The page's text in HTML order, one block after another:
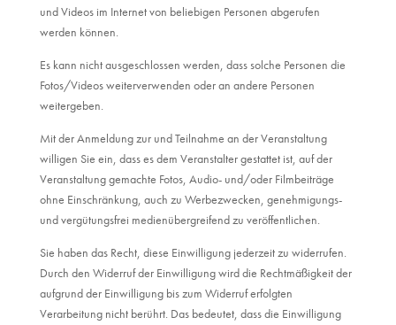
und Videos im Internet von beliebigen Personen abgerufen
werden können.
Es kann nicht ausgeschlossen werden, dass solche Personen die
Fotos/Videos weiterverwenden oder an andere Personen
weitergeben.
Mit der Anmeldung zur und Teilnahme an der Veranstaltung
willigen Sie ein, dass es dem Veranstalter gestattet ist, auf der
Veranstaltung gemachte Fotos, Audio- und/oder Filmbeiträge
ohne Einschränkung, auch zu Werbezwecken, genehmigungs-
und vergütungsfrei medienübergreifend zu veröffentlichen.
Sie haben das Recht, diese Einwilligung jederzeit zu widerrufen.
Durch den Widerruf der Einwilligung wird die Rechtmäßigkeit der
aufgrund der Einwilligung bis zum Widerruf erfolgten
Verarbeitung nicht berührt. Das bedeutet, dass die Einwilligung